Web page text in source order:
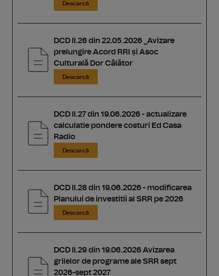
Descarcă
DCD II.26 din 22.05.2026 _Avizare
prelungire Acord RRI ṣi Asoc
Culturală Dor Călător
Descarcă
DCD II.27 din 19.06.2026 - actualizare
calculatie pondere costuri Ed Casa
Radio
Descarcă
DCD II.28 din 19.06.2026 - modificarea
Planului de investitii al SRR pe 2026
Descarcă
DCD II.29 din 19.06.2026 Avizarea
grilelor de programe ale SRR sept
2026-sept 2027